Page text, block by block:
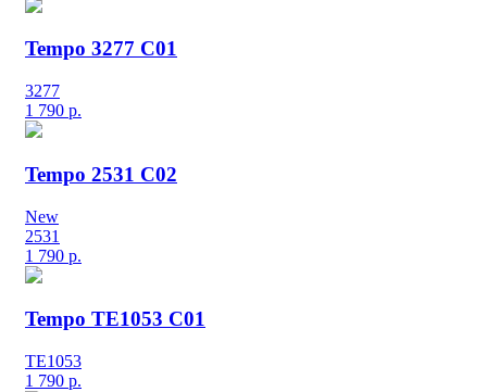
Tempo 3277 C01
3277
1 790 р.
Tempo 2531 C02
New
2531
1 790 р.
Tempo TE1053 C01
TE1053
1 790 р.